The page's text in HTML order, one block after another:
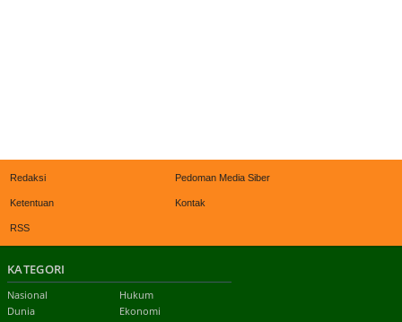
Redaksi Pedoman Media Siber
Ketentuan Kontak
RSS
KATEGORI
Nasional
Hukum
Dunia
Ekonomi